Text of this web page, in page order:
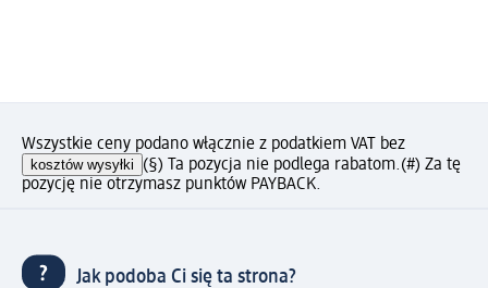
Wszystkie ceny podano włącznie z podatkiem VAT bez
kosztów wysyłki (§) Ta pozycja nie podlega rabatom.(#) Za tę
pozycję nie otrzymasz punktów PAYBACK.
Jak podoba Ci się ta strona?